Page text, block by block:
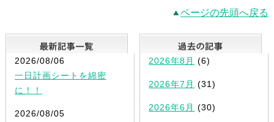
ページの先頭へ戻る
最新記事一覧
2026/08/06
一日計画シートを綿密
に！！
2026/08/05
2026年8月 (6)
2026年7月 (31)
2026年6月 (30)